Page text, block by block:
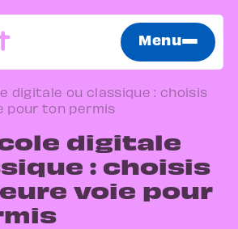
Menu
digitale ou classique : choisis
pour ton permis
digitale
: choisis
voie pour